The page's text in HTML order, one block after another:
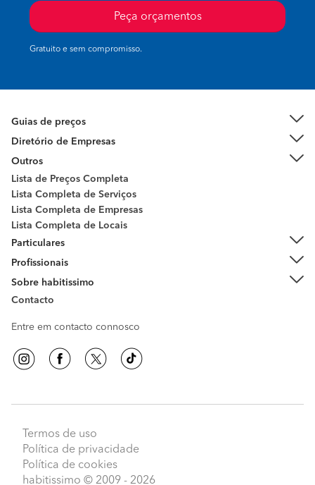
Peça orçamentos
Gratuito e sem compromisso.
Guias de preços
Diretório de Empresas
Outros
Lista de Preços Completa
Lista Completa de Serviços
Lista Completa de Empresas
Lista Completa de Locais
Particulares
Profissionais
Sobre habitissimo
Contacto
Entre em contacto connosco
Termos de uso
Política de privacidade
Política de cookies
habitissimo © 2009 - 2026